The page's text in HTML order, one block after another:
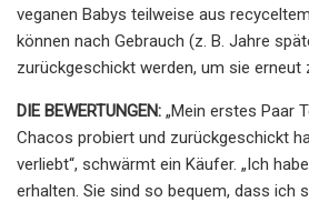
veganen Babys teilweise aus
können nach Gebrauch (z. B. Jahre
zurückgeschickt werden, um sie erneut
DIE BEWERTUNGEN: „Mein erstes Paar
Chacos probiert und zurückgeschickt
verliebt“, schwärmt ein Käufer. „Ich
erhalten. Sie sind so bequem, dass ich